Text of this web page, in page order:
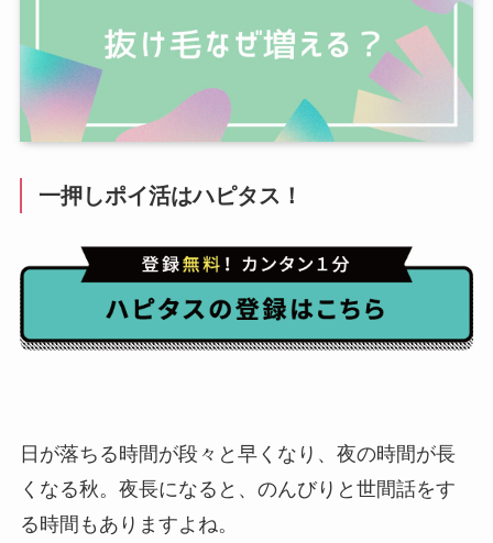
一押しポイ活はハピタス！
日が落ちる時間が段々と早くなり、夜の時間が長
くなる秋。夜長になると、のんびりと世間話をす
る時間もありますよね。